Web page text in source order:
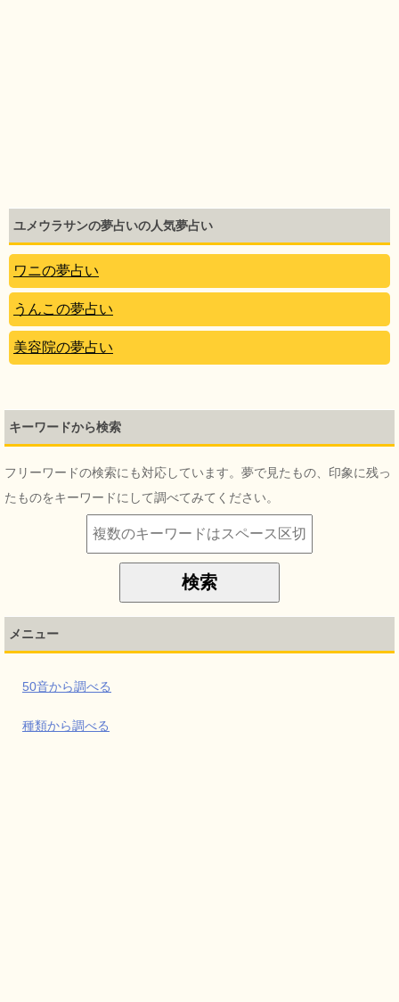
ユメウラサンの夢占いの人気夢占い
ワニの夢占い
うんこの夢占い
美容院の夢占い
キーワードから検索
フリーワードの検索にも対応しています。夢で見たもの、印象に残っ
たものをキーワードにして調べてみてください。
メニュー
50音から調べる
種類から調べる